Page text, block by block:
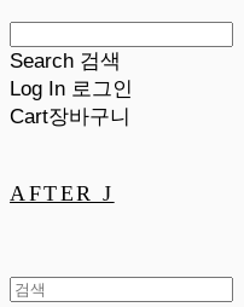
Search 검색
Log In 로그인
Cart장바구니
AFTER J